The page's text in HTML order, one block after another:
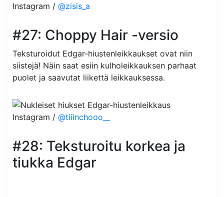
Instagram / @zisis_a
#27: Choppy Hair -versio
Teksturoidut Edgar-hiustenleikkaukset ovat niin
siistejä! Näin saat esiin kulholeikkauksen parhaat
puolet ja saavutat liikettä leikkauksessa.
Instagram / @tiiinchooo__
#28: Teksturoitu korkea ja
tiukka Edgar